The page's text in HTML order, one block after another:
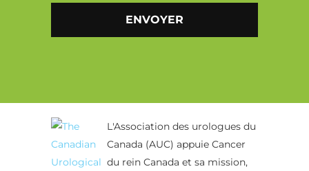
L'Association des urologues du
Canada (AUC) appuie Cancer
du rein Canada et sa mission,